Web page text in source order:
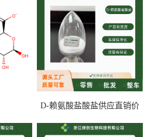
D-赖氨酸盐酸盐供应直销价